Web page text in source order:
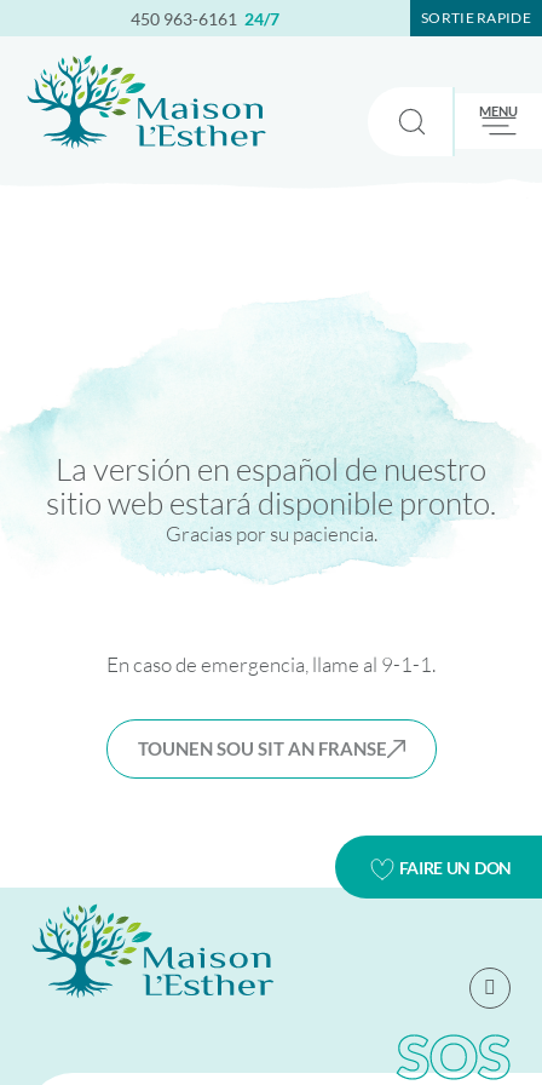
450 963-6161 24/7 SORTIE RAPIDE
La versión en español de nuestro
sitio web estará disponible pronto.
Gracias por su paciencia.
En caso de emergencia, llame al 9-1-1.
TOUNEN SOU SIT AN FRANSE
FAIRE UN DON
SOS